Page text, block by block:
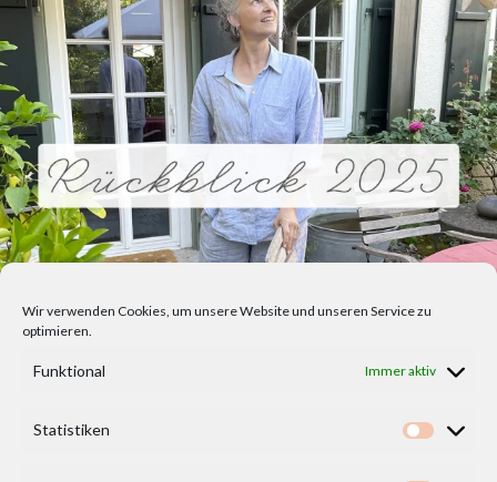
Wir verwenden Cookies, um unsere Website und unseren Service zu
optimieren.
Funktional Immer aktiv
Statistiken